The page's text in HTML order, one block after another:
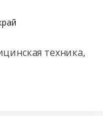
техника,